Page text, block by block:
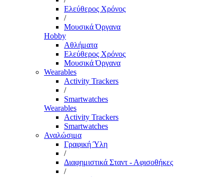
Ελεύθερος Χρόνος
/
Μουσικά Όργανα
Hobby
Αθλήματα
Ελεύθερος Χρόνος
Μουσικά Όργανα
Wearables
Activity Trackers
/
Smartwatches
Wearables
Activity Trackers
Smartwatches
Αναλώσιμα
Γραφική Ύλη
/
Διαφημιστικά Σταντ - Αφισοθήκες
/